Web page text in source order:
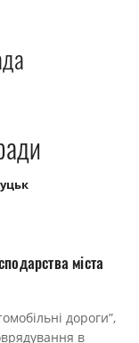
міста
дороги”,
в